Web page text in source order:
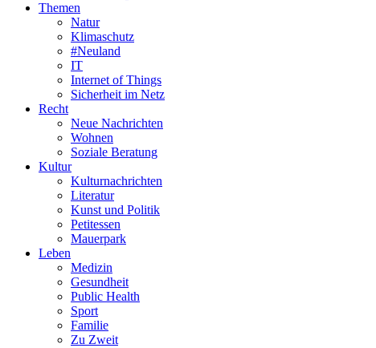
Themen
Natur
Klimaschutz
#Neuland
IT
Internet of Things
Sicherheit im Netz
Recht
Neue Nachrichten
Wohnen
Soziale Beratung
Kultur
Kulturnachrichten
Literatur
Kunst und Politik
Petitessen
Mauerpark
Leben
Medizin
Gesundheit
Public Health
Sport
Familie
Zu Zweit